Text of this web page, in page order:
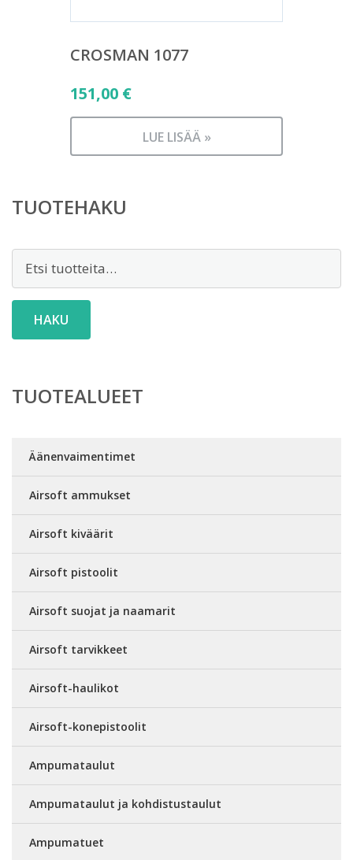
CROSMAN 1077
151,00 €
LUE LISÄÄ »
TUOTEHAKU
Etsi:
HAKU
TUOTEALUEET
Äänenvaimentimet
Airsoft ammukset
Airsoft kiväärit
Airsoft pistoolit
Airsoft suojat ja naamarit
Airsoft tarvikkeet
Airsoft-haulikot
Airsoft-konepistoolit
Ampumataulut
Ampumataulut ja kohdistustaulut
Ampumatuet